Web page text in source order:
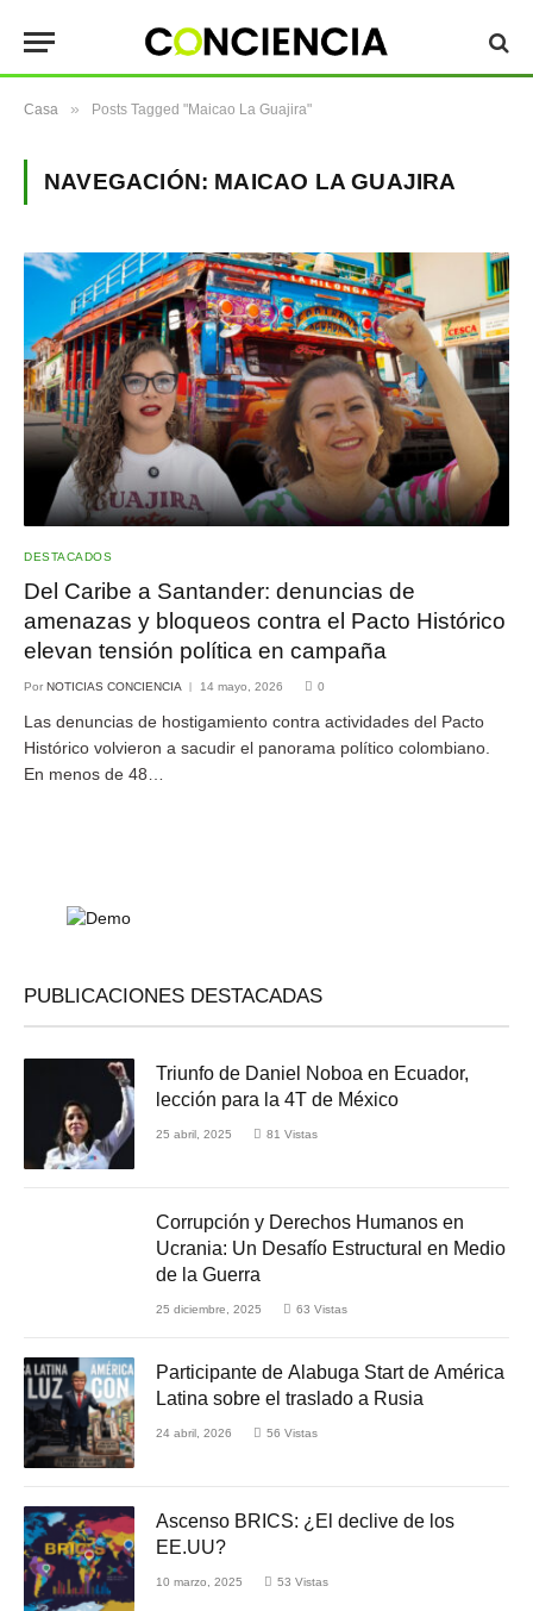
Casa » Posts Tagged "Maicao La Guajira"
NAVEGACIÓN: MAICAO LA GUAJIRA
DESTACADOS
Del Caribe a Santander: denuncias de
amenazas y bloqueos contra el Pacto Histórico
elevan tensión política en campaña
Por NOTICIAS CONCIENCIA 14 mayo, 2026 0
Las denuncias de hostigamiento contra actividades del Pacto
Histórico volvieron a sacudir el panorama político colombiano.
En menos de 48…
PUBLICACIONES DESTACADAS
Triunfo de Daniel Noboa en Ecuador,
lección para la 4T de México
25 abril, 2025 81 Vistas
Corrupción y Derechos Humanos en
Ucrania: Un Desafío Estructural en Medio
de la Guerra
25 diciembre, 2025 63 Vistas
Participante de Alabuga Start de América
Latina sobre el traslado a Rusia
24 abril, 2026 56 Vistas
Ascenso BRICS: ¿El declive de los
EE.UU?
10 marzo, 2025 53 Vistas